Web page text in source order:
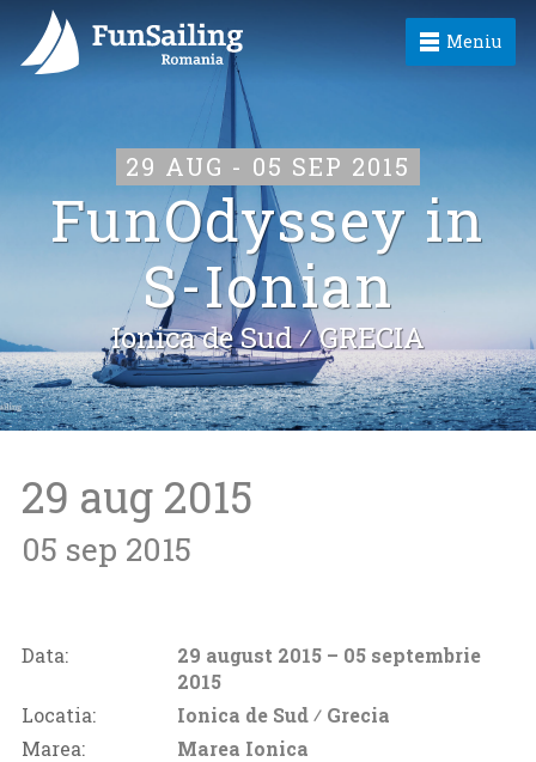
Meniu
29 AUG - 05 SEP 2015
FunOdyssey in
S-Ionian
Ionica de Sud ⁄GRECIA
29 aug 2015
05 sep 2015
Data: 29 august 2015 – 05 septembrie
2015
Locatia:
Ionica de Sud ⁄ Grecia
Marea:
Marea Ionica